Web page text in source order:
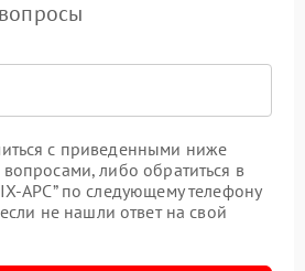
с приведенными ниже
либо обратиться в
APC” по следующему телефону
если не нашли ответ на свой